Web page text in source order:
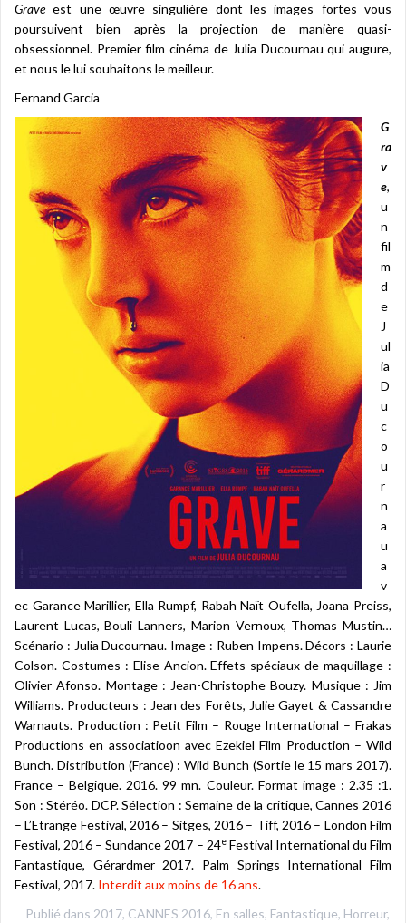
Graveest une œuvre singulière dont les images fortes vous
poursuivent bien après la projection de manière quasi-
obsessionnel. Premier film cinéma de Julia Ducournau qui augure,
et nous le lui souhaitons le meilleur.
Fernand Garcia
G
ra
v
e,
u
n
fil
m
d
e
J
ul
ia
D
u
c
o
u
r
n
a
u
a
v
ec Garance Marillier, Ella Rumpf, Rabah Naït Oufella, Joana Preiss,
Laurent Lucas, Bouli Lanners, Marion Vernoux, Thomas Mustin…
Scénario : Julia Ducournau. Image : Ruben Impens. Décors : Laurie
Colson. Costumes : Elise Ancion. Effets spéciaux de maquillage :
Olivier Afonso. Montage : Jean-Christophe Bouzy. Musique : Jim
Williams. Producteurs : Jean des Forêts, Julie Gayet & Cassandre
Warnauts. Production : Petit Film – Rouge International – Frakas
Productions en associatioon avec Ezekiel Film Production – Wild
Bunch. Distribution (France) : Wild Bunch (Sortie le 15 mars 2017).
France – Belgique. 2016. 99 mn. Couleur. Format image : 2.35 :1.
Son : Stéréo. DCP. Sélection : Semaine de la critique, Cannes 2016
– L’Etrange Festival, 2016 – Sitges, 2016 – Tiff, 2016 – London Film
Festival, 2016 – Sundance 2017 – 24eFestival International du Film
Fantastique, Gérardmer 2017. Palm Springs International Film
Festival, 2017. Interdit aux moins de 16 ans.
Publié dans 2017, CANNES 2016, En salles, Fantastique, Horreur,